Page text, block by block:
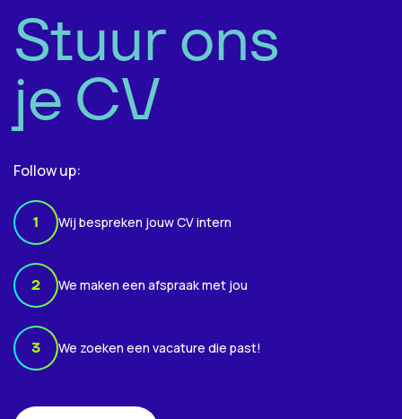
Stuur ons
je CV
Follow up:
1 Wij bespreken jouw CV intern
2 We maken een afspraak met jou
3 We zoeken een vacature die past!